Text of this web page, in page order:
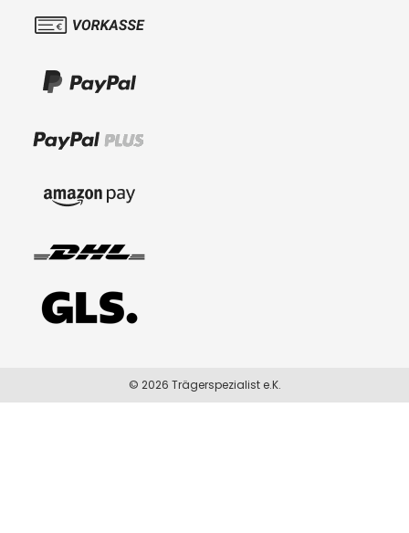
© 2026 Trägerspezialist e.K.